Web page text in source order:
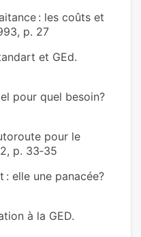
: les coûts et
p. 27
et GEd.
pour quel besoin?
pour le
p. 33‑35
: elle une panacée?
à la GED.